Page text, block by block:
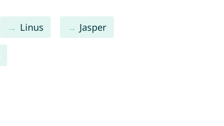
Linus Jasper